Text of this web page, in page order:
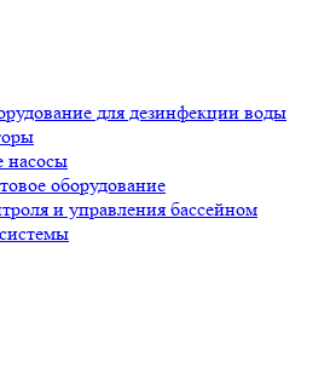
для дезинфекции воды
оборудование
и управления бассейном